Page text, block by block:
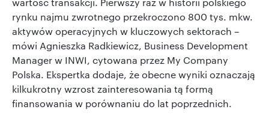
rynku najmu zwrotnego przekroczono 800 tys. mkw.
aktywów operacyjnych w kluczowych sektorach –
mówi Agnieszka Radkiewicz, Business Development
Manager w INWI, cytowana przez My Company
Polska. Ekspertka dodaje, że obecne wyniki oznaczają
kilkukrotny wzrost zainteresowania tą formą
finansowania w porównaniu do lat poprzednich.